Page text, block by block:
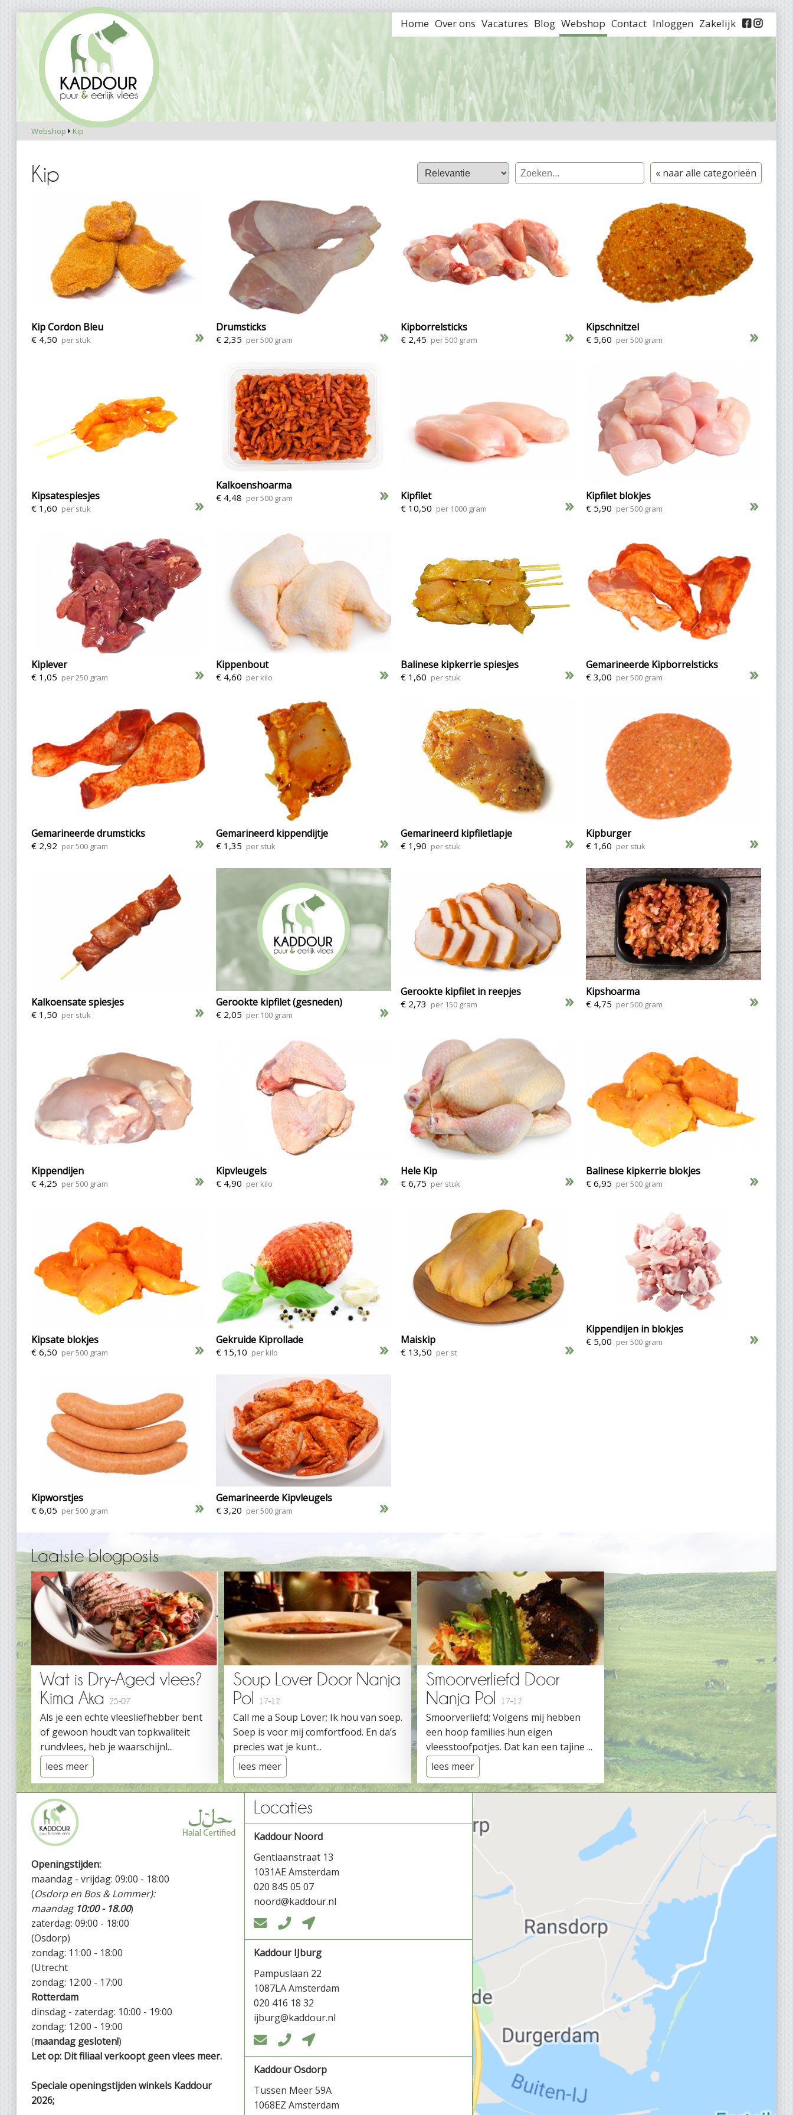


Zakelijk
Inloggen
Contact
Webshop
Blog
Vacatures
Over ons
Home
Webshop  Kip
Kip « naar alle categorieën
Kip Cordon Bleu
€ 4,50 per stuk » Drumsticks
€ 2,35 per 500 gram » Kipborrelsticks
€ 2,45 per 500 gram » Kipschnitzel
€ 5,60 per 500 gram »
Kipsatespiesjes
€ 1,60 per stuk »
Kalkoenshoarma
€ 4,48 per 500 gram » Kipfilet
€ 10,50 per 1000 gram » Kipfilet blokjes
€ 5,90 per 500 gram »
Kiplever
€ 1,05 per 250 gram » Kippenbout
€ 4,60 per kilo » Balinese kipkerrie spiesjes
€ 1,60 per stuk » Gemarineerde Kipborrelsticks
€ 3,00 per 500 gram »
Gemarineerde drumsticks
€ 2,92 per 500 gram » Gemarineerd kippendijtje
€ 1,35 per stuk » Gemarineerd kipfiletlapje
€ 1,90 per stuk » Kipburger
€ 1,60 per stuk »
Kalkoensate spiesjes
€ 1,50 per stuk » Gerookte kipfilet (gesneden)
€ 2,05 per 100 gram »
Gerookte kipfilet in reepjes
€ 2,73 per 150 gram » Kipshoarma
€ 4,75 per 500 gram »
Kippendijen
€ 4,25 per 500 gram » Kipvleugels
€ 4,90 per kilo » Hele Kip
€ 6,75 per stuk » Balinese kipkerrie blokjes
€ 6,95 per 500 gram »
Kipsate blokjes
€ 6,50 per 500 gram » Gekruide Kiprollade
€ 15,10 per kilo » Maiskip
€ 13,50 per st »
Kippendijen in blokjes
€ 5,00 per 500 gram »
Kipworstjes
€ 6,05 per 500 gram » Gemarineerde Kipvleugels
€ 3,20 per 500 gram »
Laatste blogposts
Wat is Dry-Aged vlees?
Kima Aka
25-07
Als je een echte vleesliefhebber bent
of gewoon houdt van topkwaliteit
rundvlees, heb je waarschijnl...
lees meer
Soup Lover Door Nanja
Pol
17-12
Call me a Soup Lover; Ik hou van soep.
Soep is voor mij comfortfood. En da’s
precies wat je kunt...
lees meer
Smoorverliefd Door
Nanja Pol
17-12
Smoorverliefd; Volgens mij hebben
een hoop families hun eigen
vleesstoofpotjes. Dat kan een tajine ...
lees meer
Openingstijden:
maandag - vrijdag: 09:00 - 18:00
(Osdorp en Bos & Lommer):
maandag 10:00 - 18.00)
zaterdag: 09:00 - 18:00
(Osdorp)
zondag: 11:00 - 18:00
(Utrecht
zondag: 12:00 - 17:00
Rotterdam
dinsdag - zaterdag: 10:00 - 19:00
zondag: 12:00 - 19:00
(maandag gesloten!)
Let op: Dit filiaal verkoopt geen vlees meer.
Speciale openingstijden winkels Kaddour
2026;
Locaties
Kaddour Noord
Gentiaanstraat 13
1031AE Amsterdam
020 845 05 07
noord@kaddour.nl
  
Kaddour IJburg
Pampuslaan 22
1087LA Amsterdam
020 416 18 32
ijburg@kaddour.nl
  
Kaddour Osdorp
Tussen Meer 59A
1068EZ Amsterdam